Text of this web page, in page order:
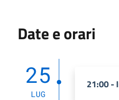
Date e orari
25
LUG
21:00 -